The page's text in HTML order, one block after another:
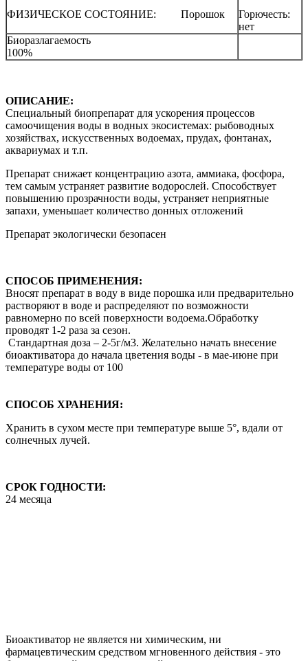
ФИЗИЧЕСКОЕ СОСТОЯНИЕ: Порошок
Горючесть:
нет
Биоразлагаемость
100%
ОПИСАНИЕ:
Специальный биопрепарат для ускорения процессов
самоочищения воды в водных экосистемах: рыбоводных
хозяйствах, искусственных водоемах, прудах, фонтанах,
аквариумах и т.п.
Препарат снижает концентрацию азота, аммиака, фосфора,
тем самым устраняет развитие водорослей. Способствует
повышению прозрачности воды, устраняет неприятные
запахи, уменьшает количество донных отложений
Препарат экологически безопасен
СПОСОБ ПРИМЕНЕНИЯ:
Вносят препарат в воду в виде порошка или предварительно
растворяют в воде и распределяют по возможности
равномерно по всей поверхности водоема.Обработку
проводят 1-2 раза за сезон.
Стандартная доза – 2-5г/м3. Желательно начать внесение
биоактиватора до начала цветения воды - в мае-июне при
температуре воды от 100
СПОСОБ ХРАНЕНИЯ:
Хранить в сухом месте при температуре выше 5°, вдали от
солнечных лучей.
СРОК ГОДНОСТИ:
24 месяца
Биоактиватор не является ни химическим, ни
фармацевтическим средством мгновенного действия - это